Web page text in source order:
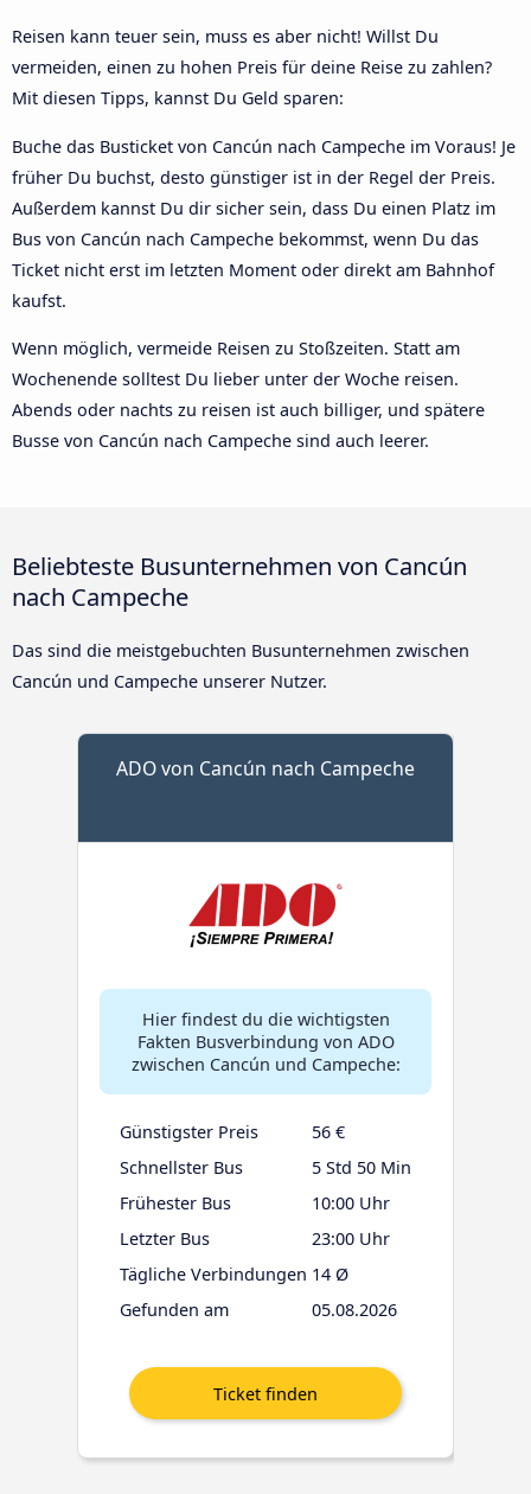
Reisen kann teuer sein, muss es aber nicht! Willst Du
vermeiden, einen zu hohen Preis für deine Reise zu zahlen?
Mit diesen Tipps, kannst Du Geld sparen:
Buche das Busticket von Cancún nach Campeche im Voraus! Je
früher Du buchst, desto günstiger ist in der Regel der Preis.
Außerdem kannst Du dir sicher sein, dass Du einen Platz im
Bus von Cancún nach Campeche bekommst, wenn Du das
Ticket nicht erst im letzten Moment oder direkt am Bahnhof
kaufst.
Wenn möglich, vermeide Reisen zu Stoßzeiten. Statt am
Wochenende solltest Du lieber unter der Woche reisen.
Abends oder nachts zu reisen ist auch billiger, und spätere
Busse von Cancún nach Campeche sind auch leerer.
Beliebteste Busunternehmen von Cancún
nach Campeche
Das sind die meistgebuchten Busunternehmen zwischen
Cancún und Campeche unserer Nutzer.
ADO von Cancún nach Campeche
Hier findest du die wichtigsten
Fakten Busverbindung von ADO
zwischen Cancún und Campeche:
Günstigster Preis
56 €
Schnellster Bus
5 Std 50 Min
Frühester Bus
10:00 Uhr
Letzter Bus
23:00 Uhr
Tägliche Verbindungen 14 Ø
Gefunden am
05.08.2026